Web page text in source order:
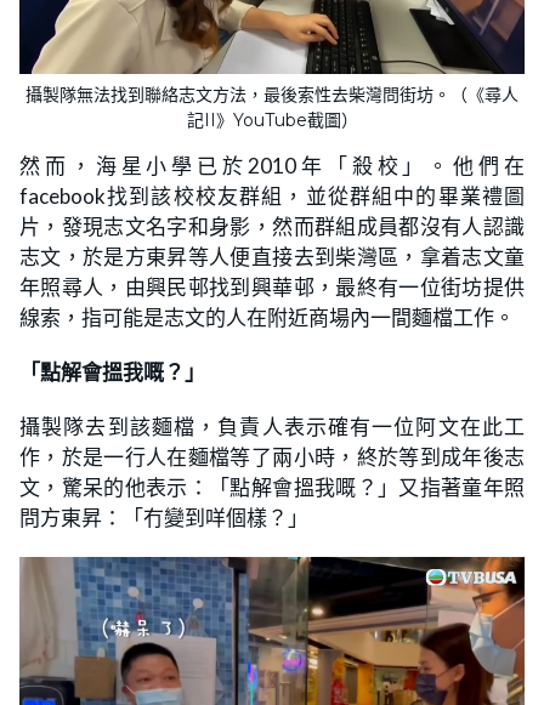
攝製隊無法找到聯絡志文方法，最後索性去柴灣問街坊。（《尋人
記II》YouTube截圖）
然而，海星小學已於2010年「殺校」。他們在
facebook找到該校校友群組，並從群組中的畢業禮圖
片，發現志文名字和身影，然而群組成員都沒有人認識
志文，於是方東昇等人便直接去到柴灣區，拿着志文童
年照尋人，由興民邨找到興華邨，最終有一位街坊提供
線索，指可能是志文的人在附近商場內一間麵檔工作。
「點解會搵我嘅？」
攝製隊去到該麵檔，負責人表示確有一位阿文在此工
作，於是一行人在麵檔等了兩小時，終於等到成年後志
文，驚呆的他表示：「點解會搵我嘅？」又指著童年照
問方東昇：「冇變到咩個樣？」